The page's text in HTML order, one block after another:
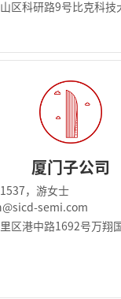
区科研路9号比克科技
厦门子公司
，游女士
semi.com
区港中路1692号万翔